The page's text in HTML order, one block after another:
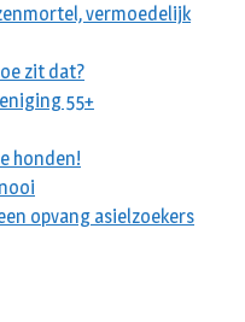
vermoedelijk
zit dat?
55+
honden!
opvang asielzoekers